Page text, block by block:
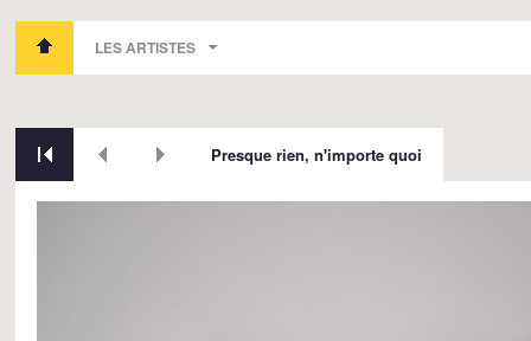
LES ARTISTES
Presque rien, n'importe quoi